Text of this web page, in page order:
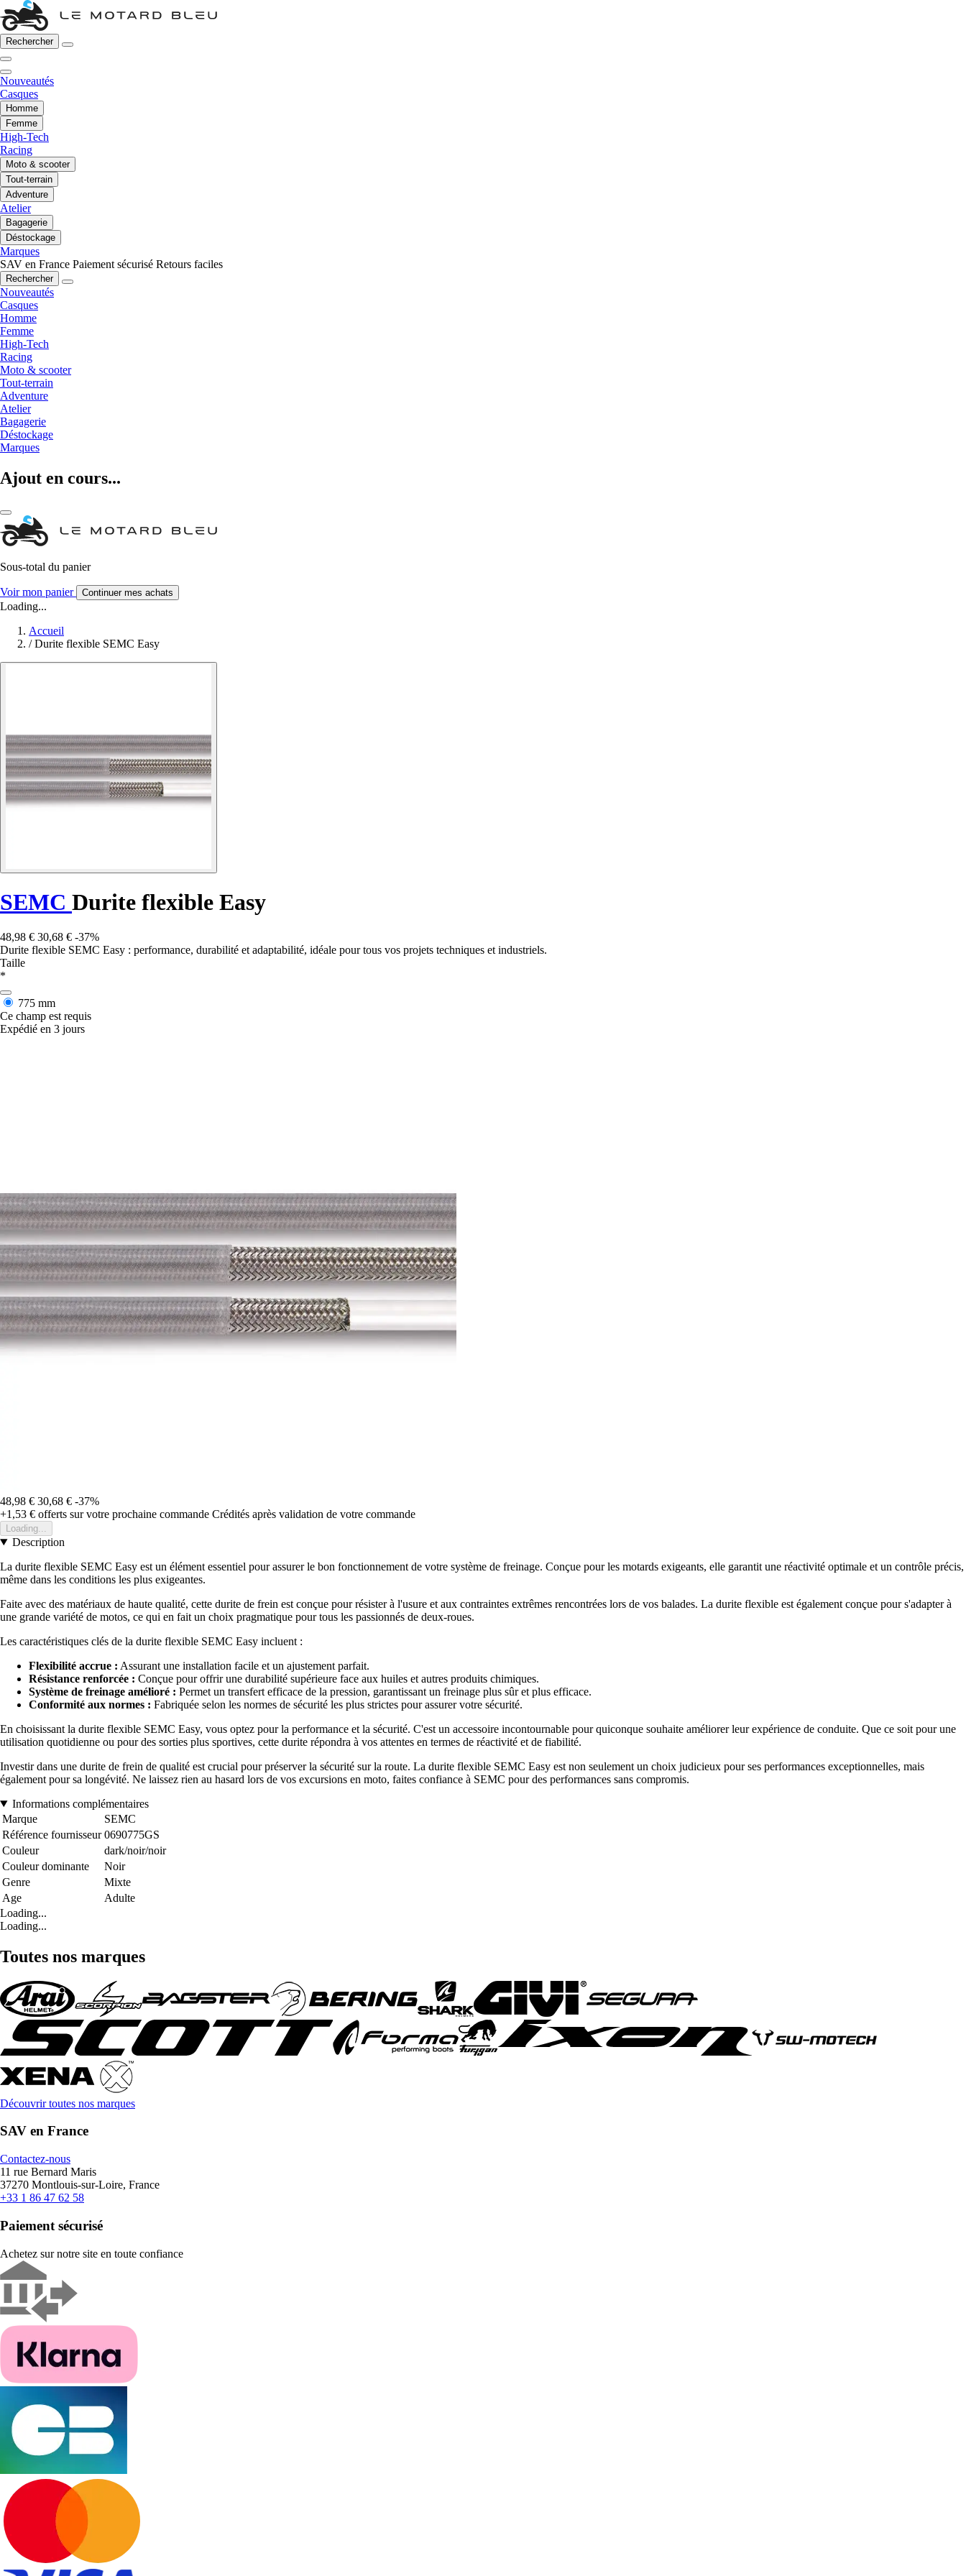
Rechercher
Nouveautés
Casques
Homme
Femme
High-Tech
Racing
Moto & scooter
Tout-terrain
Adventure
Atelier
Bagagerie
Déstockage
Marques
SAV en France Paiement sécurisé Retours faciles
Rechercher
Nouveautés
Casques
Homme
Femme
High-Tech
Racing
Moto & scooter
Tout-terrain
Adventure
Atelier
Bagagerie
Déstockage
Marques
Ajout en cours...
Sous-total du panier
Voir mon panier Continuer mes achats
Loading...
Accueil
/ Durite flexible SEMC Easy
SEMC Durite flexible Easy
48,98 € 30,68 € -37%
Durite flexible SEMC Easy : performance, durabilité et adaptabilité, idéale pour tous vos projets techniques et industriels.
Taille
*
775 mm
Ce champ est requis
Expédié en 3 jours
48,98 € 30,68 € -37%
+1,53 € offerts sur votre prochaine commande Crédités après validation de votre commande
Loading...
Description
La durite flexible SEMC Easy est un élément essentiel pour assurer le bon fonctionnement de votre système de freinage. Conçue pour les motards exigeants, elle garantit une réactivité optimale et un contrôle précis,
même dans les conditions les plus exigeantes.
Faite avec des matériaux de haute qualité, cette durite de frein est conçue pour résister à l'usure et aux contraintes extrêmes rencontrées lors de vos balades. La durite flexible est également conçue pour s'adapter à
une grande variété de motos, ce qui en fait un choix pragmatique pour tous les passionnés de deux-roues.
Les caractéristiques clés de la durite flexible SEMC Easy incluent :
Flexibilité accrue : Assurant une installation facile et un ajustement parfait.
Résistance renforcée : Conçue pour offrir une durabilité supérieure face aux huiles et autres produits chimiques.
Système de freinage amélioré : Permet un transfert efficace de la pression, garantissant un freinage plus sûr et plus efficace.
Conformité aux normes : Fabriquée selon les normes de sécurité les plus strictes pour assurer votre sécurité.
En choisissant la durite flexible SEMC Easy, vous optez pour la performance et la sécurité. C'est un accessoire incontournable pour quiconque souhaite améliorer leur expérience de conduite. Que ce soit pour une
utilisation quotidienne ou pour des sorties plus sportives, cette durite répondra à vos attentes en termes de réactivité et de fiabilité.
Investir dans une durite de frein de qualité est crucial pour préserver la sécurité sur la route. La durite flexible SEMC Easy est non seulement un choix judicieux pour ses performances exceptionnelles, mais
également pour sa longévité. Ne laissez rien au hasard lors de vos excursions en moto, faites confiance à SEMC pour des performances sans compromis.
Informations complémentaires
Marque
SEMC
Référence fournisseur 0690775GS
Couleur
dark/noir/noir
Couleur dominante
Noir
Genre
Mixte
Age
Adulte
Loading...
Loading...
Toutes nos marques
Découvrir toutes nos marques
SAV en France
Contactez-nous
11 rue Bernard Maris
37270 Montlouis-sur-Loire, France
+33 1 86 47 62 58
Paiement sécurisé
Achetez sur notre site en toute confiance